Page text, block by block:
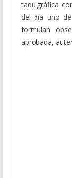
taquigráfica
del día uno
formulan
aprobada,